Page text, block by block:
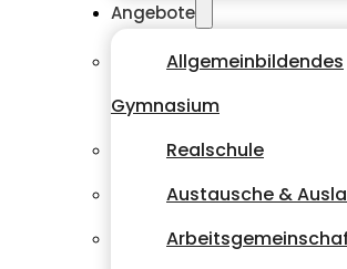
Angebote
Allgemeinbildendes
Gymnasium
Realschule
Austausche &